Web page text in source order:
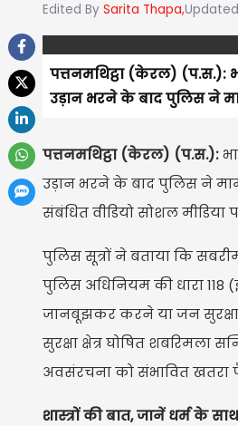
Edited By Sarita Thapa,
पत्तनमथिट्ठा (केरल) (प.स.):
उड़ान भरने के बाद पुलिस ने
पत्तनमथिट्ठा (केरल) (प.स.):
उड़ान भरने के बाद पुलिस ने
संबंधित वीडियो सोशल मीडिया
पुलिस सूत्रों ने बताया कि
पुलिस अधिनियम की धारा
जानबूझकर करने या जन सुरक्षा
सुरक्षा क्षेत्र घोषित
अवसंरचना को संभावित खतरा
शास्त्रों की बात, जानें धर्म के साथ